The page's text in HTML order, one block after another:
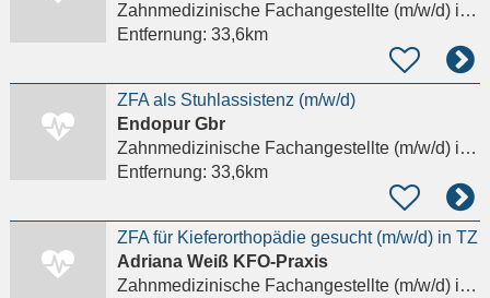
Zahnmedizinische Fachangestellte (m/w/d)in Frankfurt am Main
Entfernung: 33,6km
ZFA als Stuhlassistenz (m/w/d)
Endopur Gbr
Zahnmedizinische Fachangestellte (m/w/d)in Frankfurt am Main
Entfernung: 33,6km
ZFA für Kieferorthopädie gesucht (m/w/d) in TZ
Adriana Weiß KFO-Praxis
Zahnmedizinische Fachangestellte (m/w/d)in Frankfurt am Main